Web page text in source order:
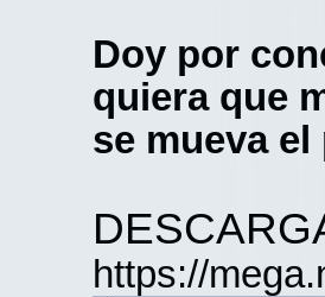
Doy por
quiera que
se mueva el
https://